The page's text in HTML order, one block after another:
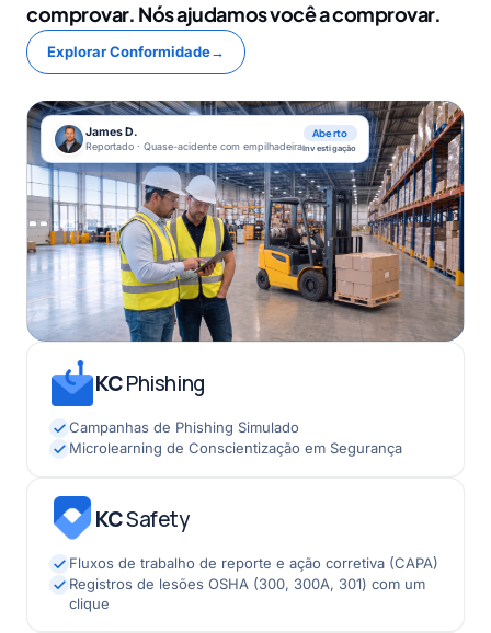
comprovar. Nós ajudamos você a comprovar.
Explorar Conformidade→
KCPhishing
Campanhas de Phishing Simulado
Microlearning de Conscientização em Segurança
KCSafety
Fluxos de trabalho de reporte e ação corretiva (CAPA)
Registros de lesões OSHA (300, 300A, 301) com um
clique
James D.
Reportado · Quase-acidente com empilhadeira
Aberto
Investigação